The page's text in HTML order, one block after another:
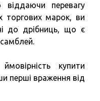
віддаючи перевагу
торгових марок, ви
до дрібниць, що є
купити
перші враження від